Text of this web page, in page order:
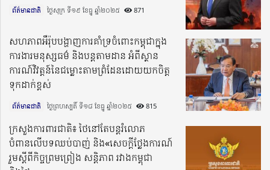
ព័ត៌មានជាតិ ថ្ងៃសុក្រ ទី១៩ ខែធ្នូ ឆ្នាំ២០២៥​ 871
សហភាពអឺរ៉ុបបង្ហាញការគាំទ្រចំពោះកម្ពុជាក្នុង
ការងារមនុស្សធម៌ និងបន្តតាមដាន អំពីស្ថាន
ការណ៍វិវត្តន៍នៃជម្លោះតាមព្រំដែនដោយយកចិត្ត
ទុកដាក់ខ្ពស់
ព័ត៌មានជាតិ ថ្ងៃព្រហស្បតិ៍ ទី១៨ ខែធ្នូ ឆ្នាំ២០២៥​ 815
ក្រសួងការពារជាតិ៖ ថៃនៅតែបន្តរំលោភ
បំពានលើបទឈប់បាញ់ និង«សេចក្តីថ្លែងការណ៍
រួមស្តីពីកិច្ចព្រមព្រៀង សន្តិភាព រវាងកម្ពុជា